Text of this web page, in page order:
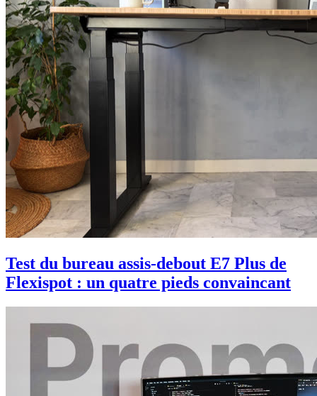
Test du bureau assis-debout E7 Plus de
Flexispot : un quatre pieds convaincant